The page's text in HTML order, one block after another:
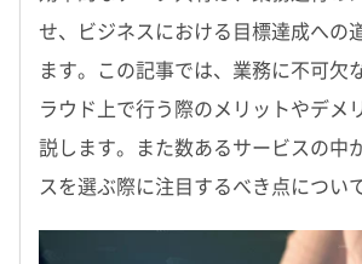
せ、ビジネスにおける目標達成への
ます。この記事では、業務に不可欠
ラウド上で行う際のメリットやデメ
説します。また数あるサービスの中
スを選ぶ際に注目するべき点につい